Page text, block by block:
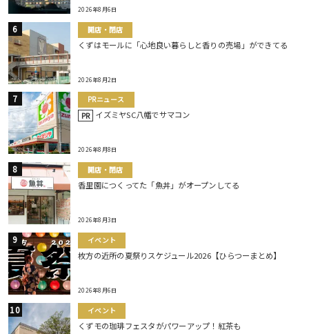
2026年8月6日
開店・閉店
くずはモールに「心地良い暮らしと香りの売場」ができてる
2026年8月2日
PRニュース
PR イズミヤSC八幡でサマコン
2026年8月8日
開店・閉店
香里園につくってた「魚丼」がオープンしてる
2026年8月3日
イベント
枚方の近所の夏祭りスケジュール2026【ひらつーまとめ】
2026年8月6日
イベント
くずモの珈琲フェスタがパワーアップ！紅茶も